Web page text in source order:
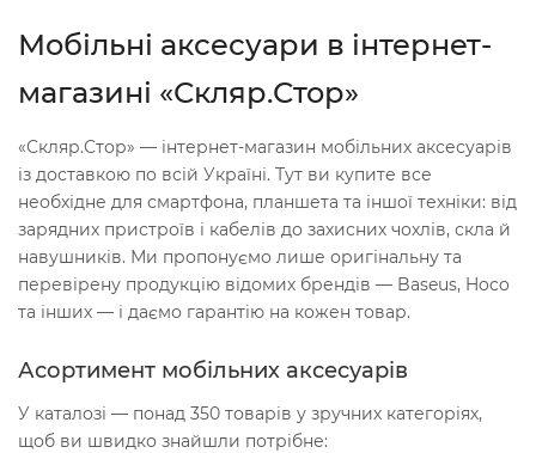
Мобільні аксесуари в інтернет-
магазині «Скляр.Стор»
«Скляр.Стор» — інтернет-магазин мобільних аксесуарів
із доставкою по всій Україні. Тут ви купите все
необхідне для смартфона, планшета та іншої техніки: від
зарядних пристроїв і кабелів до захисних чохлів, скла й
навушників. Ми пропонуємо лише оригінальну та
перевірену продукцію відомих брендів — Baseus, Hoco
та інших — і даємо гарантію на кожен товар.
Асортимент мобільних аксесуарів
У каталозі — понад 350 товарів у зручних категоріях,
щоб ви швидко знайшли потрібне: